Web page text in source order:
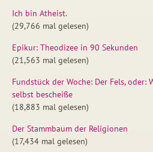
Ich bin Atheist.
(29,766 mal gelesen)
Epikur: Theodizee in 90 Sekunden
(21,563 mal gelesen)
Fundstück der Woche: Der Fels, oder:
selbst bescheiße
(18,883 mal gelesen)
Der Stammbaum der Religionen
(17,434 mal gelesen)